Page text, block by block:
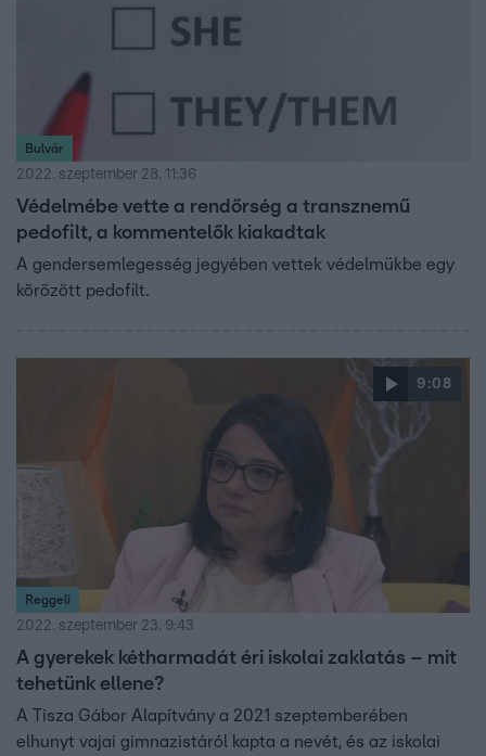
Bulvár
2022. szeptember 28. 11:36
Védelmébe vette a rendőrség a transznemű
pedofilt, a kommentelők kiakadtak
A gendersemlegesség jegyében vettek védelmükbe egy
körözött pedofilt.
9:08
Reggeli
2022. szeptember 23. 9:43
A gyerekek kétharmadát éri iskolai zaklatás – mit
tehetünk ellene?
A Tisza Gábor Alapítvány a 2021 szeptemberében
elhunyt vajai gimnazistáról kapta a nevét, és az iskolai